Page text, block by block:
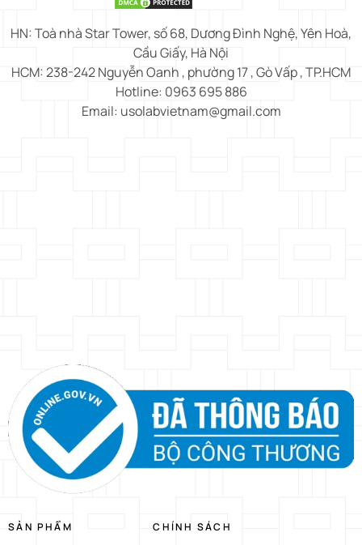
HN: Toà nhà Star Tower, số 68, Dương Đình Nghệ, Yên Hoà,
Cầu Giấy, Hà Nội
HCM: 238-242 Nguyễn Oanh , phường 17 , Gò Vấp , TP.HCM
Hotline: 0963 695 886
Email: usolabvietnam@gmail.com
SẢN PHẨM CHÍNH SÁCH